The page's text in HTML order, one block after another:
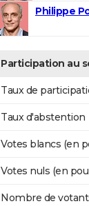
Philippe
Participation au
Taux de
Taux d'abstention
Votes blancs (en
Votes nuls (en
Nombre de